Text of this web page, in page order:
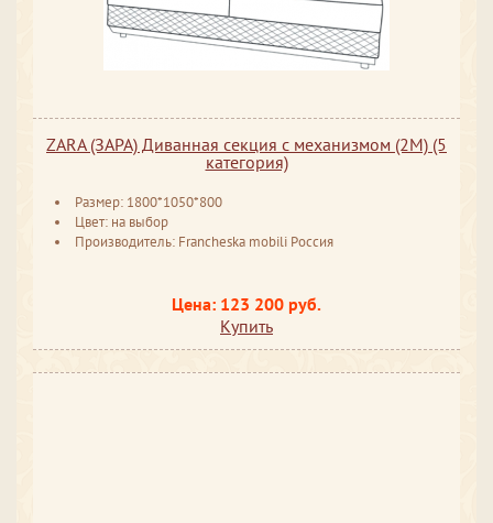
ZARA (ЗАРА) Диванная секция с механизмом (2М) (5
категория)
Размер: 1800*1050*800
Цвет: на выбор
Производитель: Francheska mobili Россия
Цена: 123 200 руб.
Купить